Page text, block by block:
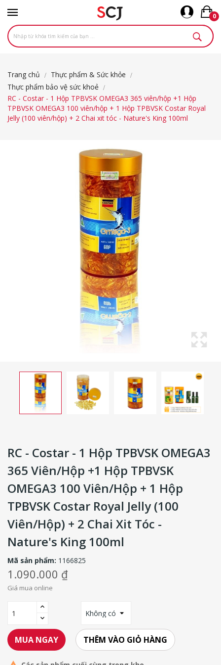
0
Trang chủ
Thực phẩm & Sức khỏe
Thực phẩm bảo vệ sức khoẻ
RC - Costar - 1 Hộp TPBVSK OMEGA3 365 viên/hộp +1 Hộp
TPBVSK OMEGA3 100 viên/hộp + 1 Hộp TPBVSK Costar Royal
Jelly (100 viên/hộp) + 2 Chai xit tóc - Nature's King 100ml
RC - Costar - 1 Hộp TPBVSK OMEGA3
365 Viên/hộp +1 Hộp TPBVSK
OMEGA3 100 Viên/hộp + 1 Hộp
TPBVSK Costar Royal Jelly (100
Viên/hộp) + 2 Chai Xit Tóc -
Nature's King 100ml
Mã sản phẩm: 1166825
1.090.000 ₫
Giá mua online
MUA NGAY THÊM VÀO GIỎ HÀNG